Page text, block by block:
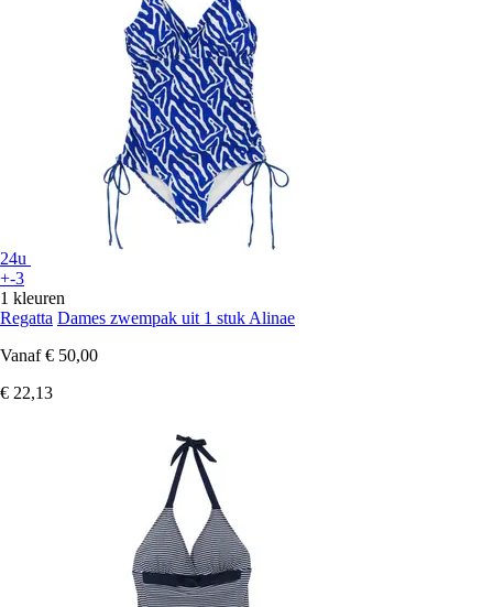
24u
+-3
1 kleuren
Regatta Dames zwempak uit 1 stuk Alinae
Vanaf € 50,00
€ 22,13